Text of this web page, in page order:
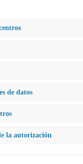
de datos
la autorización